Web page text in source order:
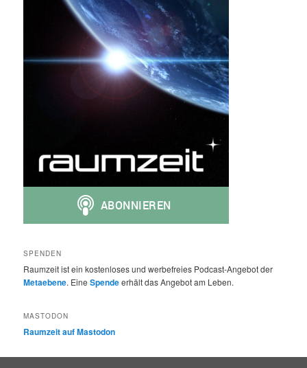
SPENDEN
Raumzeit ist ein kostenloses und werbefreies Podcast-Angebot der
Metaebene. EineSpendeerhält das Angebot am Leben.
MASTODON
Raumzeit auf Mastodon